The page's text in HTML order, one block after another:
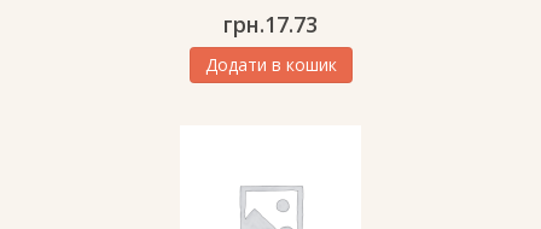
грн.17.73
Додати в кошик